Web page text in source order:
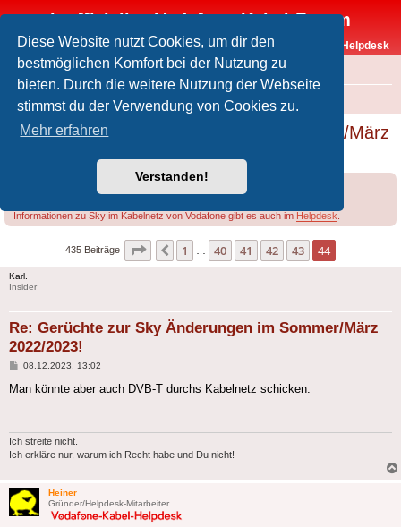
Diese Website nutzt Cookies, um dir den
bestmöglichen Komfort bei der Nutzung zu
bieten. Durch die weitere Nutzung der Webseite
stimmst du der Verwendung von Cookies zu.
Mehr erfahren
Verstanden!
Inoffizielles Vodafone-Kabel-Forum
Vodafone-Kabel-Helpdesk
FAQ
Foren-Übersicht Offtopic
Gerüchte zur Sky Änderungen im Sommer/März
Informationen zu Sky im Kabelnetz von Vodafone gibt es auch im Helpdesk
435 Beiträge Seite 44 von44
Vorherige
1 40 41 42 43 44
Karl.
Insider
Re: Gerüchte zur Sky Änderungen im Sommer/März
2022/2023!
Beitrag
08.12.2023, 13:02
Man könnte aber auch DVB-T durchs Kabelnetz schicken.
Ich streite nicht.
Ich erkläre nur, warum ich Recht habe und Du nicht!
Heiner
Gründer/Helpdesk-Mitarbeiter